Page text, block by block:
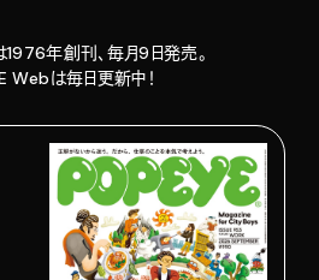
年創刊、毎月9日発売。
Webは毎日更新中！